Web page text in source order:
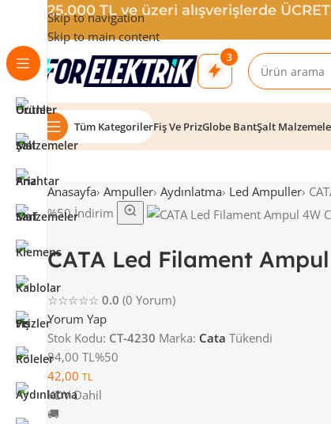
Skip to navigation
Skip to main content
3
Tüm KategorilerFiş Ve PrizGlobe BantŞalt
Anasayfa› Ampuller› Aydınlatma› Led Ampuller›
%50 İndirim
CATA Led Filament
☆☆☆☆☆ 0.0 (0 Yorum)
Yorum Yap
Stok Kodu: CT-4230 Marka: Cata Tükendi
84,00 TL%50
42,00 TL
KDV Dahil
🚚
25.000 TL ve üzeri alışverişlerde